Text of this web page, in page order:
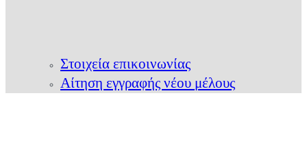
Στοιχεία επικοινωνίας
Αίτηση εγγραφής νέου μέλους